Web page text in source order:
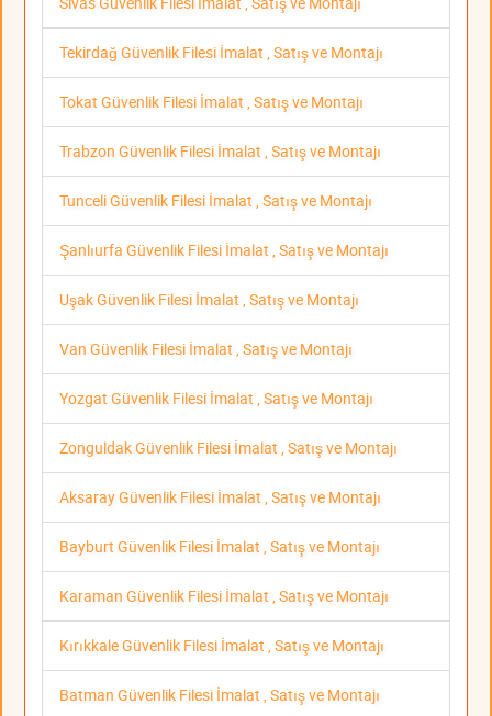
Tekirdağ Güvenlik Filesi İmalat , Satış ve Montajı
Tokat Güvenlik Filesi İmalat , Satış ve Montajı
Trabzon Güvenlik Filesi İmalat , Satış ve Montajı
Tunceli Güvenlik Filesi İmalat , Satış ve Montajı
Şanlıurfa Güvenlik Filesi İmalat , Satış ve Montajı
Uşak Güvenlik Filesi İmalat , Satış ve Montajı
Van Güvenlik Filesi İmalat , Satış ve Montajı
Yozgat Güvenlik Filesi İmalat , Satış ve Montajı
Zonguldak Güvenlik Filesi İmalat , Satış ve Montajı
Aksaray Güvenlik Filesi İmalat , Satış ve Montajı
Bayburt Güvenlik Filesi İmalat , Satış ve Montajı
Karaman Güvenlik Filesi İmalat , Satış ve Montajı
Kırıkkale Güvenlik Filesi İmalat , Satış ve Montajı
Batman Güvenlik Filesi İmalat , Satış ve Montajı